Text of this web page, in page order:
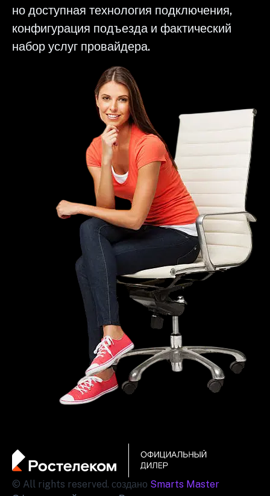
но доступная технология подключения,
конфигурация подъезда и фактический
набор услуг провайдера.
© All rights reserved. создано Smarts Master